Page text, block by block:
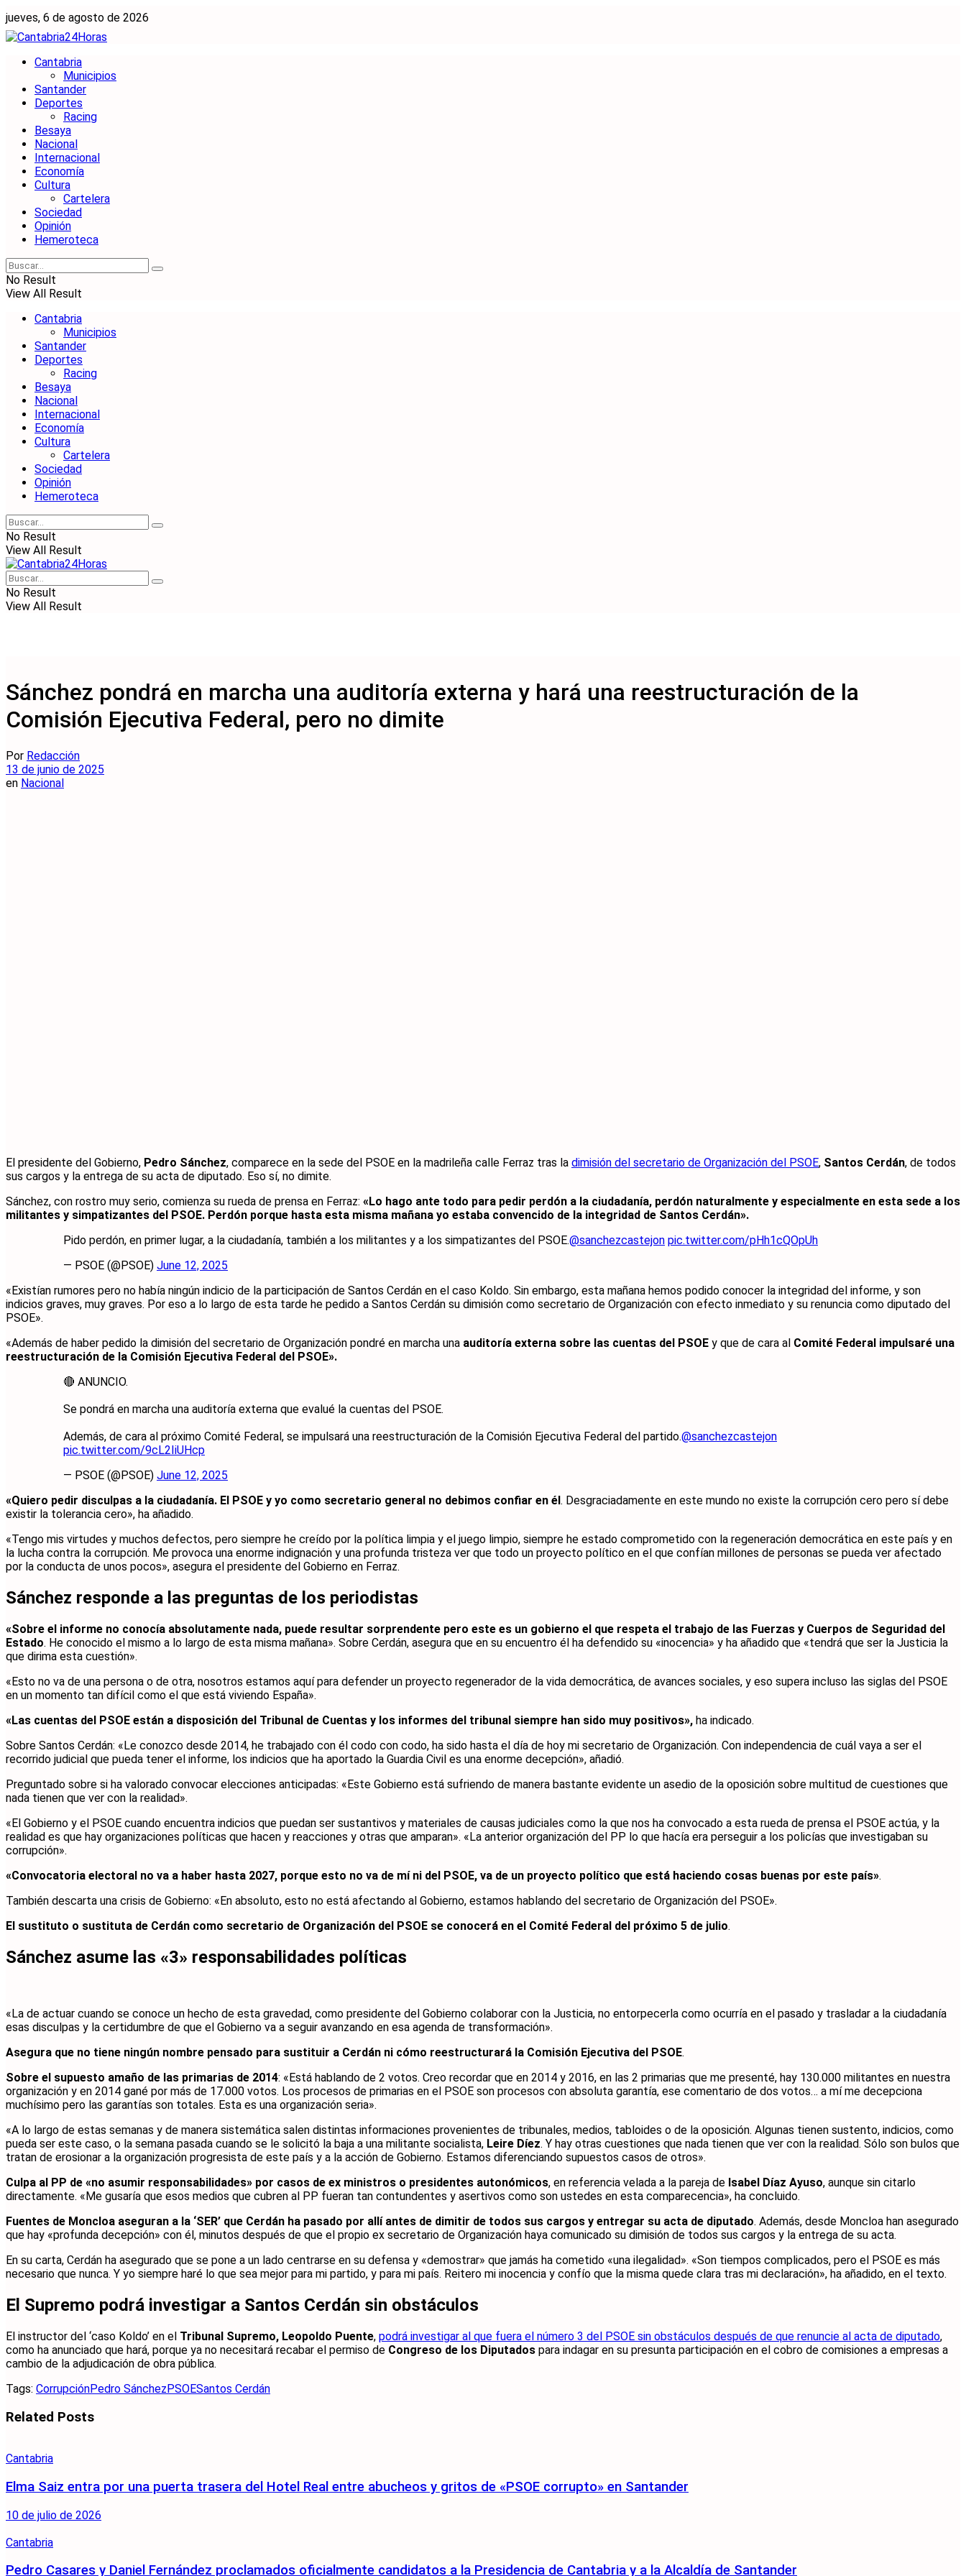
jueves, 6 de agosto de 2026
Cantabria
Municipios
Santander
Deportes
Racing
Besaya
Nacional
Internacional
Economía
Cultura
Cartelera
Sociedad
Opinión
Hemeroteca
No Result
View All Result
Cantabria
Municipios
Santander
Deportes
Racing
Besaya
Nacional
Internacional
Economía
Cultura
Cartelera
Sociedad
Opinión
Hemeroteca
No Result
View All Result
No Result
View All Result
Sánchez pondrá en marcha una auditoría externa y hará una reestructuración de la
Comisión Ejecutiva Federal, pero no dimite
Por Redacción
13 de junio de 2025
en Nacional
El presidente del Gobierno, Pedro Sánchez, comparece en la sede del PSOE en la madrileña calle Ferraz tras la dimisión del secretario de Organización del PSOE, Santos Cerdán, de todos
sus cargos y la entrega de su acta de diputado. Eso sí, no dimite.
Sánchez, con rostro muy serio, comienza su rueda de prensa en Ferraz: «Lo hago ante todo para pedir perdón a la ciudadanía, perdón naturalmente y especialmente en esta sede a los
militantes y simpatizantes del PSOE. Perdón porque hasta esta misma mañana yo estaba convencido de la integridad de Santos Cerdán».
Pido perdón, en primer lugar, a la ciudadanía, también a los militantes y a los simpatizantes del PSOE.@sanchezcastejon pic.twitter.com/pHh1cQOpUh
— PSOE (@PSOE) June 12, 2025
«Existían rumores pero no había ningún indicio de la participación de Santos Cerdán en el caso Koldo. Sin embargo, esta mañana hemos podido conocer la integridad del informe, y son
indicios graves, muy graves. Por eso a lo largo de esta tarde he pedido a Santos Cerdán su dimisión como secretario de Organización con efecto inmediato y su renuncia como diputado del
PSOE».
«Además de haber pedido la dimisión del secretario de Organización pondré en marcha una auditoría externa sobre las cuentas del PSOE y que de cara al Comité Federal impulsaré una
reestructuración de la Comisión Ejecutiva Federal del PSOE».
🔴 ANUNCIO.
Se pondrá en marcha una auditoría externa que evalué la cuentas del PSOE.
Además, de cara al próximo Comité Federal, se impulsará una reestructuración de la Comisión Ejecutiva Federal del partido.@sanchezcastejon
pic.twitter.com/9cL2IiUHcp
— PSOE (@PSOE) June 12, 2025
«Quiero pedir disculpas a la ciudadanía. El PSOE y yo como secretario general no debimos confiar en él . Desgraciadamente en este mundo no existe la corrupción cero pero sí debe
existir la tolerancia cero», ha añadido.
«Tengo mis virtudes y muchos defectos, pero siempre he creído por la política limpia y el juego limpio, siempre he estado comprometido con la regeneración democrática en este país y en
la lucha contra la corrupción. Me provoca una enorme indignación y una profunda tristeza ver que todo un proyecto político en el que confían millones de personas se pueda ver afectado
por la conducta de unos pocos», asegura el presidente del Gobierno en Ferraz.
Sánchez responde a las preguntas de los periodistas
«Sobre el informe no conocía absolutamente nada, puede resultar sorprendente pero este es un gobierno el que respeta el trabajo de las Fuerzas y Cuerpos de Seguridad del
Estado. He conocido el mismo a lo largo de esta misma mañana». Sobre Cerdán, asegura que en su encuentro él ha defendido su «inocencia» y ha añadido que «tendrá que ser la Justicia la
que dirima esta cuestión».
«Esto no va de una persona o de otra, nosotros estamos aquí para defender un proyecto regenerador de la vida democrática, de avances sociales, y eso supera incluso las siglas del PSOE
en un momento tan difícil como el que está viviendo España».
«Las cuentas del PSOE están a disposición del Tribunal de Cuentas y los informes del tribunal siempre han sido muy positivos», ha indicado.
Sobre Santos Cerdán: «Le conozco desde 2014, he trabajado con él codo con codo, ha sido hasta el día de hoy mi secretario de Organización. Con independencia de cuál vaya a ser el
recorrido judicial que pueda tener el informe, los indicios que ha aportado la Guardia Civil es una enorme decepción», añadió.
Preguntado sobre si ha valorado convocar elecciones anticipadas: «Este Gobierno está sufriendo de manera bastante evidente un asedio de la oposición sobre multitud de cuestiones que
nada tienen que ver con la realidad».
«El Gobierno y el PSOE cuando encuentra indicios que puedan ser sustantivos y materiales de causas judiciales como la que nos ha convocado a esta rueda de prensa el PSOE actúa, y la
realidad es que hay organizaciones políticas que hacen y reacciones y otras que amparan». «La anterior organización del PP lo que hacía era perseguir a los policías que investigaban su
corrupción».
«Convocatoria electoral no va a haber hasta 2027, porque esto no va de mí ni del PSOE, va de un proyecto político que está haciendo cosas buenas por este país».
También descarta una crisis de Gobierno: «En absoluto, esto no está afectando al Gobierno, estamos hablando del secretario de Organización del PSOE».
El sustituto o sustituta de Cerdán como secretario de Organización del PSOE se conocerá en el Comité Federal del próximo 5 de julio.
Sánchez asume las «3» responsabilidades políticas
«La de actuar cuando se conoce un hecho de esta gravedad, como presidente del Gobierno colaborar con la Justicia, no entorpecerla como ocurría en el pasado y trasladar a la ciudadanía
esas disculpas y la certidumbre de que el Gobierno va a seguir avanzando en esa agenda de transformación».
Asegura que no tiene ningún nombre pensado para sustituir a Cerdán ni cómo reestructurará la Comisión Ejecutiva del PSOE.
Sobre el supuesto amaño de las primarias de 2014: «Está hablando de 2 votos. Creo recordar que en 2014 y 2016, en las 2 primarias que me presenté, hay 130.000 militantes en nuestra
organización y en 2014 gané por más de 17.000 votos. Los procesos de primarias en el PSOE son procesos con absoluta garantía, ese comentario de dos votos… a mí me decepciona
muchísimo pero las garantías son totales. Esta es una organización seria».
«A lo largo de estas semanas y de manera sistemática salen distintas informaciones provenientes de tribunales, medios, tabloides o de la oposición. Algunas tienen sustento, indicios, como
pueda ser este caso, o la semana pasada cuando se le solicitó la baja a una militante socialista, Leire Díez. Y hay otras cuestiones que nada tienen que ver con la realidad. Sólo son bulos que
tratan de erosionar a la organización progresista de este país y a la acción de Gobierno. Estamos diferenciando supuestos casos de otros».
Culpa al PP de «no asumir responsabilidades» por casos de ex ministros o presidentes autonómicos, en referencia velada a la pareja de Isabel Díaz Ayuso, aunque sin citarlo
directamente. «Me gusaría que esos medios que cubren al PP fueran tan contundentes y asertivos como son ustedes en esta comparecencia», ha concluido.
Fuentes de Moncloa aseguran a la ‘SER’ que Cerdán ha pasado por allí antes de dimitir de todos sus cargos y entregar su acta de diputado. Además, desde Moncloa han asegurado
que hay «profunda decepción» con él, minutos después de que el propio ex secretario de Organización haya comunicado su dimisión de todos sus cargos y la entrega de su acta.
En su carta, Cerdán ha asegurado que se pone a un lado centrarse en su defensa y «demostrar» que jamás ha cometido «una ilegalidad». «Son tiempos complicados, pero el PSOE es más
necesario que nunca. Y yo siempre haré lo que sea mejor para mi partido, y para mi país. Reitero mi inocencia y confío que la misma quede clara tras mi declaración», ha añadido, en el texto.
El Supremo podrá investigar a Santos Cerdán sin obstáculos
El instructor del ‘caso Koldo’ en el Tribunal Supremo, Leopoldo Puente, podrá investigar al que fuera el número 3 del PSOE sin obstáculos después de que renuncie al acta de diputado,
como ha anunciado que hará, porque ya no necesitará recabar el permiso de Congreso de los Diputados para indagar en su presunta participación en el cobro de comisiones a empresas a
cambio de la adjudicación de obra pública.
Tags: CorrupciónPedro SánchezPSOESantos Cerdán
Related Posts
Cantabria
Elma Saiz entra por una puerta trasera del Hotel Real entre abucheos y gritos de «PSOE corrupto» en Santander
10 de julio de 2026
Cantabria
Pedro Casares y Daniel Fernández proclamados oficialmente candidatos a la Presidencia de Cantabria y a la Alcaldía de Santander